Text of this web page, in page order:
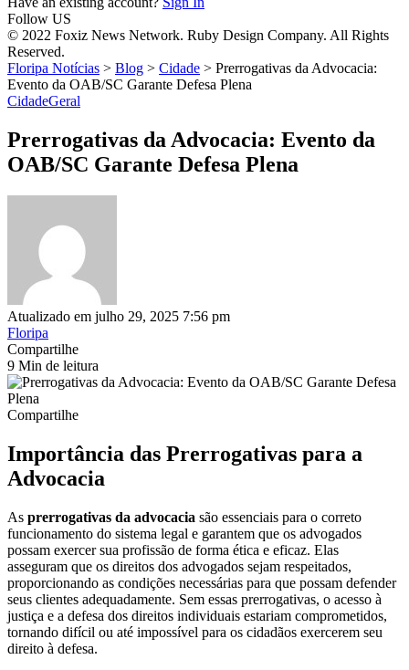
Follow US
© 2022 Foxiz News Network. Ruby Design Company. All Rights
Reserved.
Floripa Notícias > Blog > Cidade > Prerrogativas da Advocacia:
Evento da OAB/SC Garante Defesa Plena
CidadeGeral
Prerrogativas da Advocacia: Evento da
OAB/SC Garante Defesa Plena
Atualizado em julho 29, 2025 7:56 pm
Floripa
Compartilhe
9 Min de leitura
Compartilhe
Importância das Prerrogativas para a
Advocacia
As prerrogativas da advocacia são essenciais para o correto
funcionamento do sistema legal e garantem que os advogados
possam exercer sua profissão de forma ética e eficaz. Elas
asseguram que os direitos dos advogados sejam respeitados,
proporcionando as condições necessárias para que possam defender
seus clientes adequadamente. Sem essas prerrogativas, o acesso à
justiça e a defesa dos direitos individuais estariam comprometidos,
tornando difícil ou até impossível para os cidadãos exercerem seu
direito à defesa.